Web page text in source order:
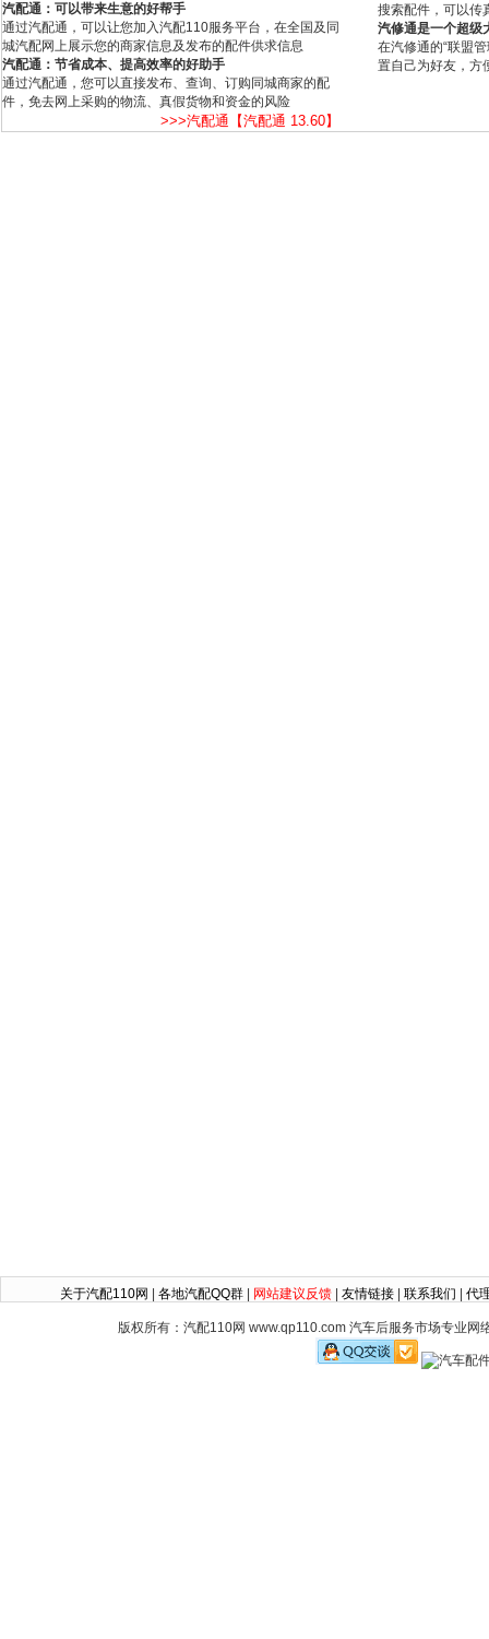
汽配通：可以带来生意的好帮手
通过汽配通，可以让您加入汽配110服务平台，在全国及同
城汽配网上展示您的商家信息及发布的配件供求信息
汽配通：节省成本、提高效率的好助手
通过汽配通，您可以直接发布、查询、订购同城商家的配
件，免去网上采购的物流、真假货物和资金的风险
>>>汽配通【汽配通 13.60】
搜索配件，可以传
汽修通是一个超级
在汽修通的“联盟
置自己为好友，方
关于汽配110网 各地汽配QQ群 网站建议反馈 友情链接 联系我们 代
版权所有：汽配110网 www.qp110.com 汽车后服务市场专业网